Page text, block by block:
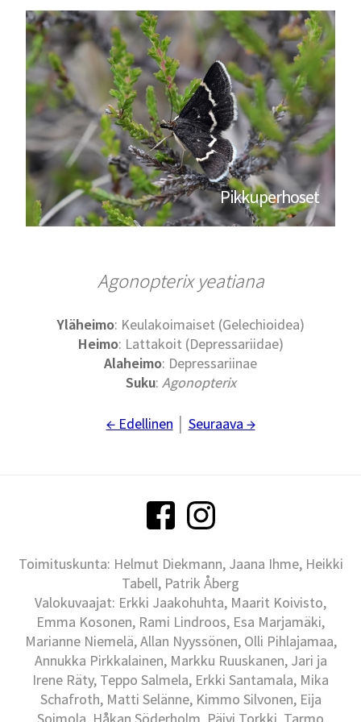
Pikkuperhoset
Agonopterix yeatiana
Yläheimo: Keulakoimaiset (Gelechioidea)
Heimo: Lattakoit (Depressariidae)
Alaheimo: Depressariinae
Suku: Agonopterix
← Edellinen Seuraava →
Toimituskunta: Helmut Diekmann, Jaana Ihme, Heikki
Tabell, Patrik Åberg
Valokuvaajat: Erkki Jaakohuhta, Maarit Koivisto,
Emma Kosonen, Rami Lindroos, Esa Marjamäki,
Marianne Niemelä, Allan Nyyssönen, Olli Pihlajamaa,
Annukka Pirkkalainen, Markku Ruuskanen, Jari ja
Irene Räty, Teppo Salmela, Erkki Santamala, Mika
Schafroth, Matti Selänne, Kimmo Silvonen, Eija